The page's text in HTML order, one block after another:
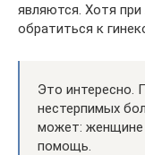
являются. Хотя
обратиться к
Это интересно.
нестерпимых
может: женщине
помощь.